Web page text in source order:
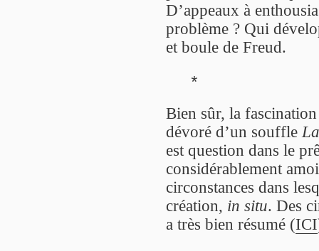
D’appeaux à
problème ? Qui
et boule de Freud.
*
Bien sûr, la fascination
dévoré d’un souffle
est question dans le
considérablement
circonstances dans
création, in situ. Des
a très bien résumé (ICI